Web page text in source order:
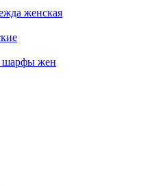
женская
шарфы жен